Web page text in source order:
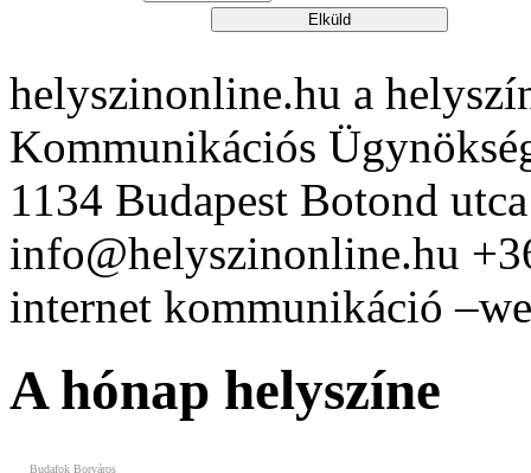
helyszinonline.hu a
Kommunikációs
1134 Budapest Botond
info@helyszinonline.hu
internet kommunikáció
A hónap helyszíne
Vasmacska Terasz
Budafok Borváros